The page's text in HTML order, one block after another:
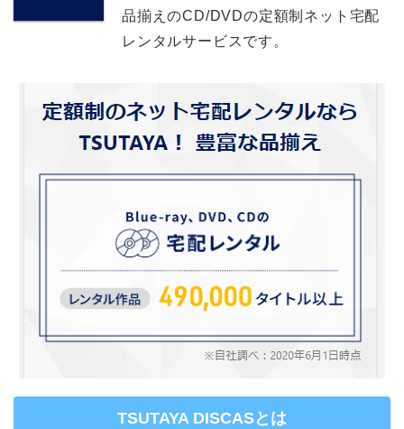
品揃えのCD/DVDの定額制ネット宅配
レンタルサービスです。
TSUTAYA DISCASとは